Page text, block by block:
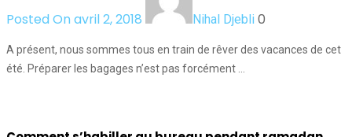
Posted On avril 2, 2018 Nihal Djebli 0
A présent, nous sommes tous en train de rêver des vacances de cet
été. Préparer les bagages n’est pas forcément …